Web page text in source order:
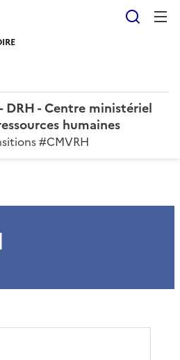
DRH - Centre ministériel
humaines
#CMVRH